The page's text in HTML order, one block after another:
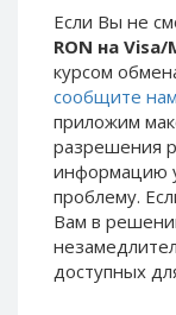
Если Вы не
RON на
курсом
сообщите нам
приложим
разрешения
информацию
проблему.
Вам в
доступных
Neteller EUR
Neteller INR
Neteller PLN
Neteller GBP
Neteller NOK
Neteller SEK
PaySera USD
PaySera EUR